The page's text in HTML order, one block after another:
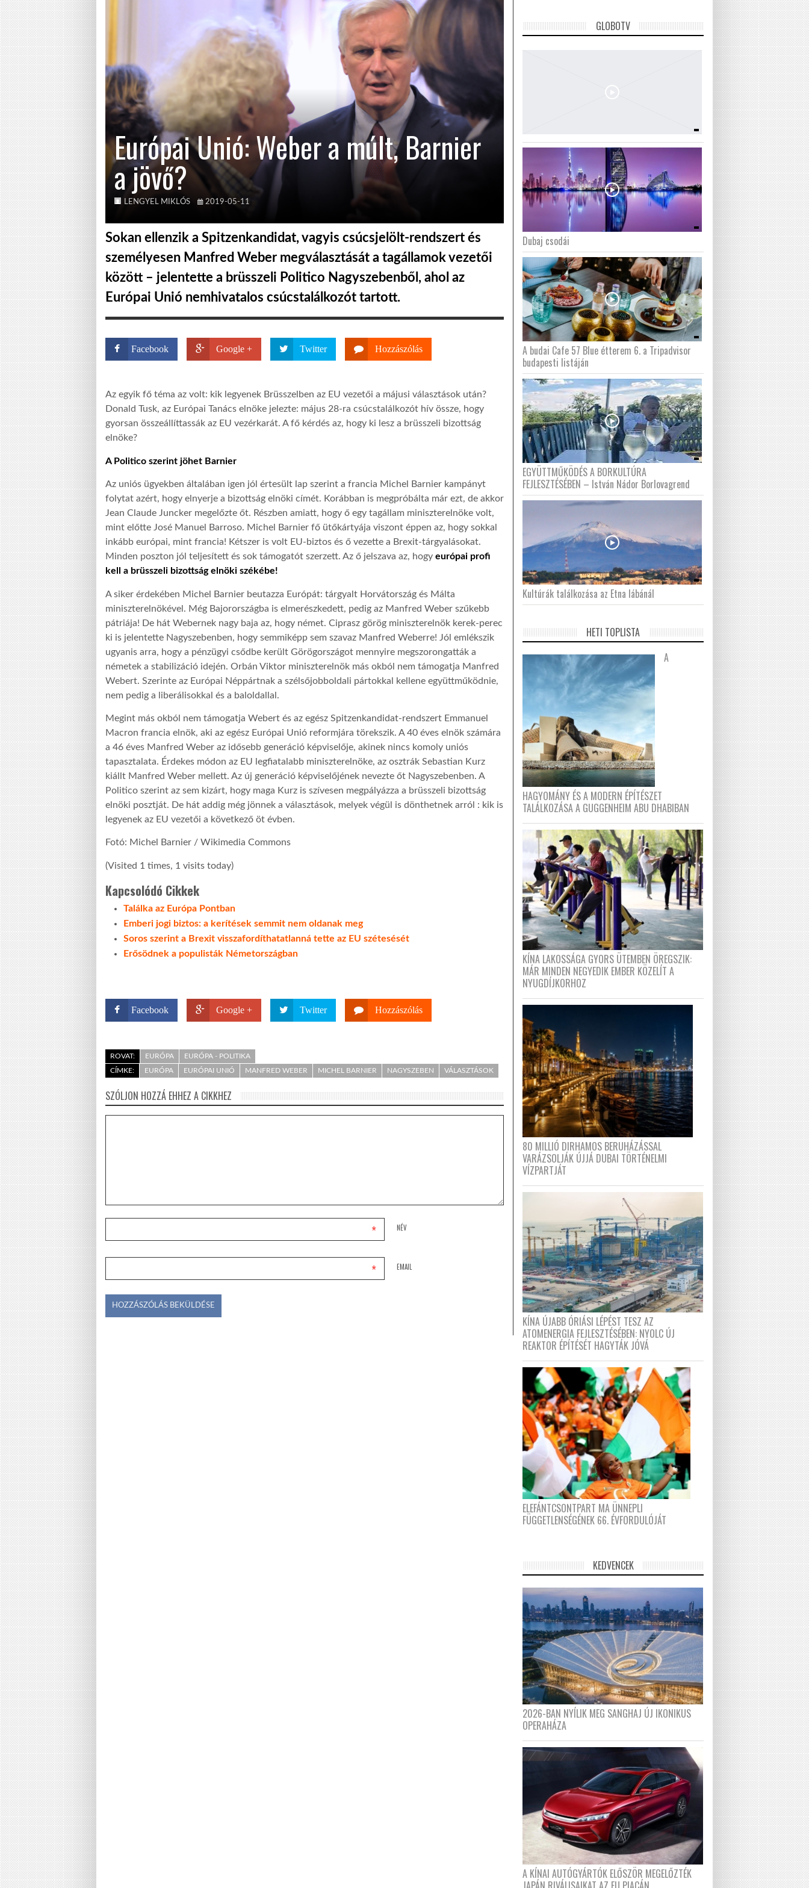
Európai Unió: Weber a múlt, Barnier
a jövő?
LENGYEL MIKLÓS 2019-05-11
Sokan ellenzik a Spitzenkandidat, vagyis csúcsjelölt-rendszert és
személyesen Manfred Weber megválasztását a tagállamok vezetői
között – jelentette a brüsszeli Politico Nagyszebenből, ahol az
Európai Unió nemhivatalos csúcstalálkozót tartott.
Facebook Google + Twitter Hozzászólás
Az egyik fő téma az volt: kik legyenek Brüsszelben az EU vezetői a májusi választások után?
Donald Tusk, az Európai Tanács elnöke jelezte: május 28-ra csúcstalálkozót hív össze, hogy
gyorsan összeállíttassák az EU vezérkarát. A fő kérdés az, hogy ki lesz a brüsszeli bizottság
elnöke?
A Politico szerint jöhet Barnier
Az uniós ügyekben általában igen jól értesült lap szerint a francia Michel Barnier kampányt
folytat azért, hogy elnyerje a bizottság elnöki címét. Korábban is megpróbálta már ezt, de akkor
Jean Claude Juncker megelőzte őt. Részben amiatt, hogy ő egy tagállam miniszterelnöke volt,
mint előtte José Manuel Barroso. Michel Barnier fő ütőkártyája viszont éppen az, hogy sokkal
inkább európai, mint francia! Kétszer is volt EU-biztos és ő vezette a Brexit-tárgyalásokat.
Minden poszton jól teljesített és sok támogatót szerzett. Az ő jelszava az, hogy európai profi
kell a brüsszeli bizottság elnöki székébe!
A siker érdekében Michel Barnier beutazza Európát: tárgyalt Horvátország és Málta
miniszterelnökével. Még Bajorországba is elmerészkedett, pedig az Manfred Weber szűkebb
pátriája! De hát Webernek nagy baja az, hogy német. Ciprasz görög miniszterelnök kerek-perec
ki is jelentette Nagyszebenben, hogy semmiképp sem szavaz Manfred Weberre! Jól emlékszik
ugyanis arra, hogy a pénzügyi csődbe került Görögországot mennyire megszorongatták a
németek a stabilizáció idején. Orbán Viktor miniszterelnök más okból nem támogatja Manfred
Webert. Szerinte az Európai Néppártnak a szélsőjobboldali pártokkal kellene együttműködnie,
nem pedig a liberálisokkal és a baloldallal.
Megint más okból nem támogatja Webert és az egész Spitzenkandidat-rendszert Emmanuel
Macron francia elnök, aki az egész Európai Unió reformjára törekszik. A 40 éves elnök számára
a 46 éves Manfred Weber az idősebb generáció képviselője, akinek nincs komoly uniós
tapasztalata. Érdekes módon az EU legfiatalabb miniszterelnöke, az osztrák Sebastian Kurz
kiállt Manfred Weber mellett. Az új generáció képviselőjének nevezte őt Nagyszebenben. A
Politico szerint az sem kizárt, hogy maga Kurz is szívesen megpályázza a brüsszeli bizottság
elnöki posztját. De hát addig még jönnek a választások, melyek végül is dönthetnek arról : kik is
legyenek az EU vezetői a következő öt évben.
Fotó: Michel Barnier / Wikimedia Commons
(Visited 1 times, 1 visits today)
Kapcsolódó Cikkek
Találka az Európa Pontban
Emberi jogi biztos: a kerítések semmit nem oldanak meg
Soros szerint a Brexit visszafordíthatatlanná tette az EU szétesését
Erősödnek a populisták Németországban
Facebook Google + Twitter Hozzászólás
ROVAT: EURÓPA
EURÓPA - POLITIKA
CÍMKE:
EURÓPA EURÓPAI UNIÓ MANFRED WEBER MICHEL BARNIER NAGYSZEBEN VÁLASZTÁSOK
SZÓLJON HOZZÁ EHHEZ A CIKKHEZ
NÉV
*
EMAIL
*
GLOBOTV
Dubaj csodái
A budai Cafe 57 Blue étterem 6. a Tripadvisor
budapesti listáján
EGYÜTTMŰKÖDÉS A BORKULTÚRA
FEJLESZTÉSÉBEN – István Nádor Borlovagrend
Kultúrák találkozása az Etna lábánál
HETI TOPLISTA
A
HAGYOMÁNY ÉS A MODERN ÉPÍTÉSZET
TALÁLKOZÁSA A GUGGENHEIM ABU DHABIBAN
KÍNA LAKOSSÁGA GYORS ÜTEMBEN ÖREGSZIK:
MÁR MINDEN NEGYEDIK EMBER KÖZELÍT A
NYUGDÍJKORHOZ
80 MILLIÓ DIRHAMOS BERUHÁZÁSSAL
VARÁZSOLJÁK ÚJJÁ DUBAI TÖRTÉNELMI
VÍZPARTJÁT
KÍNA ÚJABB ÓRIÁSI LÉPÉST TESZ AZ
ATOMENERGIA FEJLESZTÉSÉBEN: NYOLC ÚJ
REAKTOR ÉPÍTÉSÉT HAGYTÁK JÓVÁ
ELEFÁNTCSONTPART MA ÜNNEPLI
FÜGGETLENSÉGÉNEK 66. ÉVFORDULÓJÁT
KEDVENCEK
2026-BAN NYÍLIK MEG SANGHAJ ÚJ IKONIKUS
OPERAHÁZA
A KÍNAI AUTÓGYÁRTÓK ELŐSZÖR MEGELŐZTÉK